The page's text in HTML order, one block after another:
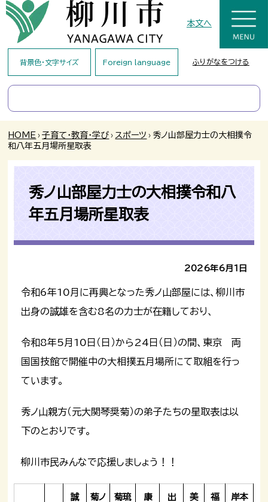
本文へ
背景色・文字サイズ Foreign language ふりがなをつける
HOME › 子育て・教育・学び › スポーツ › 秀ノ山部屋力士の大相撲令
和八年五月場所星取表
秀ノ山部屋力士の大相撲令和八
年五月場所星取表
2026年6月1日
令和6年10月に再興となった秀ノ山部屋には、柳川市
出身の誠雄を含む8名の力士が在籍しており、
令和8年5月10日（日）から24日（日）の間、東京 両
国国技館で開催中の大相撲五月場所にて取組を行っ
ています。
秀ノ山親方（元大関琴奨菊）の弟子たちの星取表は以
下のとおりです。
柳川市民みんなで応援しましょう！！
誠 菊ノ 菊琉 康 出 美 福 岸本